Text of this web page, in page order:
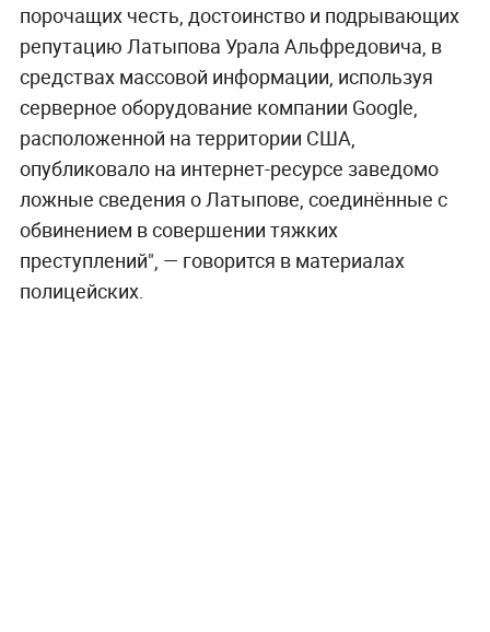
порочащих честь, достоинство и подрывающих
репутацию Латыпова Урала Альфредовича, в
средствах массовой информации, используя
серверное оборудование компании Google,
расположенной на территории США,
опубликовало на интернет-ресурсе заведомо
ложные сведения о Латыпове, соединённые с
обвинением в совершении тяжких
преступлений", — говорится в материалах
полицейских.